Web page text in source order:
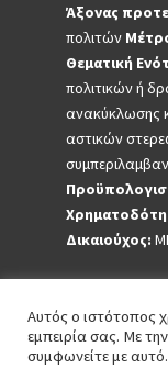
Άξονας
πολιτών
Θεματική
πολιτικών ή
ανακύκλωσης
αστικών
Δικαιούχος:
Αυτός ο ιστότοπος
εμπειρία σας. Με
συμφωνείτε με αυτό.